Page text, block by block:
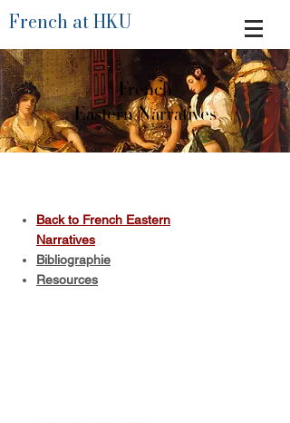
French at HKU
French
Eastern Narratives
Back to French Eastern
Narratives
Bibliographie
Resources